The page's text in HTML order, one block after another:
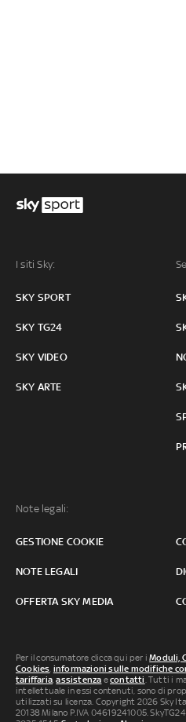
I siti Sky:
SKY SPORT
SKY TG24
SKY VIDEO
SKY ARTE
Note legali:
GESTIONE COOKIE
NOTE LEGALI
OFFERTA SKY MEDIA
Per il consumatore clicca qui per iModuli,
Cookies, informazioni sulle modifiche
tariffaria,assistenza econtatti. Tutti i
intellettuale in essi contenuti, sono di
utilizzati su licenza. Copyright 2026 Sky
20138 Milano P.IVA 04619241005.